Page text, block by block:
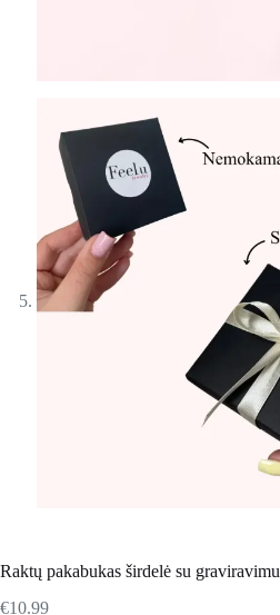
Raktų pakabukas širdelė su graviravimu
€10.99